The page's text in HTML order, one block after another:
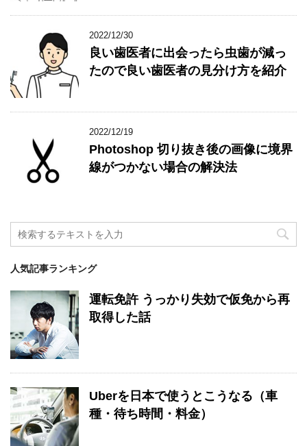
2022/12/30
良い歯医者に出会ったら虫歯が減っ
たので良い歯医者の見分け方を紹介
2022/12/19
Photoshop 切り抜き後の画像に境界
線がつかない場合の解決法
人気記事ランキング
運転免許 うっかり失効で仮免から再
取得した話
Uberを日本で使うとこうなる（車
種・待ち時間・料金）